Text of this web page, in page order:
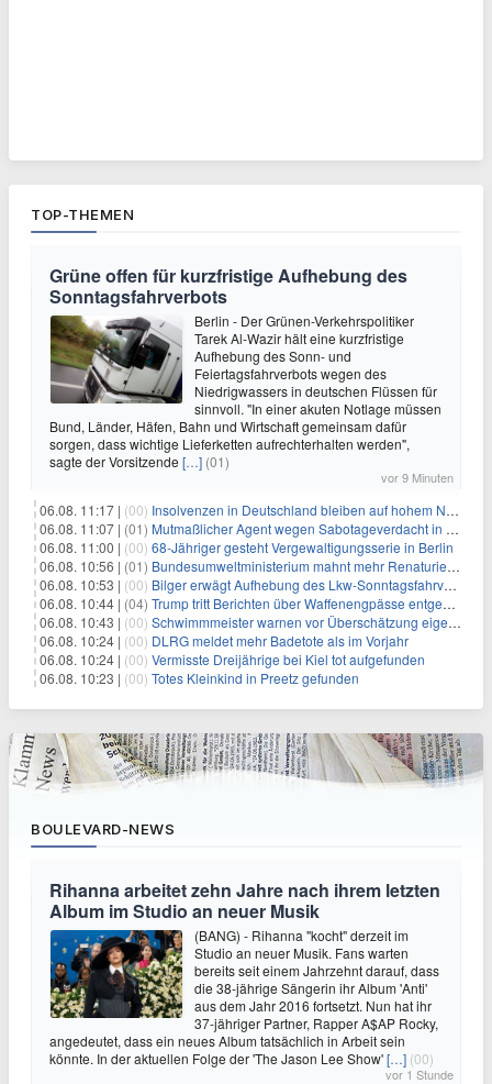
TOP-THEMEN
Grüne offen für kurzfristige Aufhebung des
Sonntagsfahrverbots
Berlin - Der Grünen-Verkehrspolitiker
Tarek Al-Wazir hält eine kurzfristige
Aufhebung des Sonn- und
Feiertagsfahrverbots wegen des
Niedrigwassers in deutschen Flüssen für
sinnvoll. "In einer akuten Notlage müssen
Bund, Länder, Häfen, Bahn und Wirtschaft gemeinsam dafür
sorgen, dass wichtige Lieferketten aufrechterhalten werden",
sagte der Vorsitzende […] (01)
vor 9 Minuten
06.08. 11:17 | (00) Insolvenzen in Deutschland bleiben auf hohem Niveau
06.08. 11:07 | (01) Mutmaßlicher Agent wegen Sabotageverdacht in Thüringen festgenommen
06.08. 11:00 | (00) 68-Jähriger gesteht Vergewaltigungsserie in Berlin
06.08. 10:56 | (01) Bundesumweltministerium mahnt mehr Renaturierung an
06.08. 10:53 | (00) Bilger erwägt Aufhebung des Lkw-Sonntagsfahrverbots
06.08. 10:44 | (04) Trump tritt Berichten über Waffenengpässe entgegen und droht
06.08. 10:43 | (00) Schwimmmeister warnen vor Überschätzung eigener Fähigkeiten
06.08. 10:24 | (00) DLRG meldet mehr Badetote als im Vorjahr
06.08. 10:24 | (00) Vermisste Dreijährige bei Kiel tot aufgefunden
06.08. 10:23 | (00) Totes Kleinkind in Preetz gefunden
BOULEVARD-NEWS
Rihanna arbeitet zehn Jahre nach ihrem letzten
Album im Studio an neuer Musik
(BANG) - Rihanna "kocht" derzeit im
Studio an neuer Musik. Fans warten
bereits seit einem Jahrzehnt darauf, dass
die 38-jährige Sängerin ihr Album 'Anti'
aus dem Jahr 2016 fortsetzt. Nun hat ihr
37-jähriger Partner, Rapper A$AP Rocky,
angedeutet, dass ein neues Album tatsächlich in Arbeit sein
könnte. In der aktuellen Folge der 'The Jason Lee Show'[…] (00)
vor 1 Stunde